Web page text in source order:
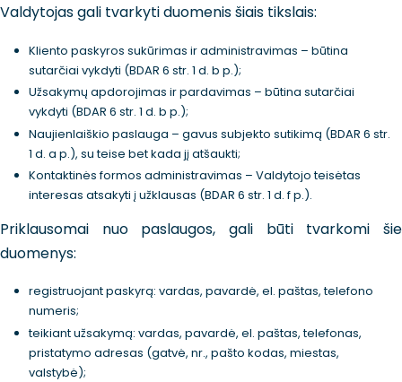
Valdytojas gali tvarkyti duomenis šiais tikslais:
Kliento paskyros sukūrimas ir administravimas – būtina
sutarčiai vykdyti (BDAR 6 str. 1 d. b p.);
Užsakymų apdorojimas ir pardavimas – būtina sutarčiai
vykdyti (BDAR 6 str. 1 d. b p.);
Naujienlaiškio paslauga – gavus subjekto sutikimą (BDAR 6 str.
1 d. a p.), su teise bet kada jį atšaukti;
Kontaktinės formos administravimas – Valdytojo teisėtas
interesas atsakyti į užklausas (BDAR 6 str. 1 d. f p.).
Priklausomai nuo paslaugos, gali būti tvarkomi šie
duomenys:
registruojant paskyrą: vardas, pavardė, el. paštas, telefono
numeris;
teikiant užsakymą: vardas, pavardė, el. paštas, telefonas,
pristatymo adresas (gatvė, nr., pašto kodas, miestas,
valstybė);